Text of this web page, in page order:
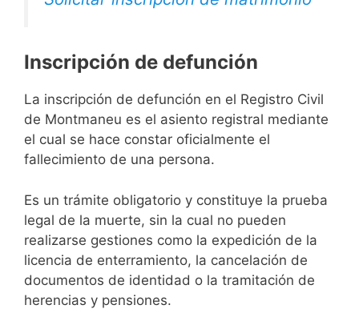
Inscripción de defunción
La inscripción de defunción en el Registro Civil
de Montmaneu es el asiento registral mediante
el cual se hace constar oficialmente el
fallecimiento de una persona.
Es un trámite obligatorio y constituye la prueba
legal de la muerte, sin la cual no pueden
realizarse gestiones como la expedición de la
licencia de enterramiento, la cancelación de
documentos de identidad o la tramitación de
herencias y pensiones.